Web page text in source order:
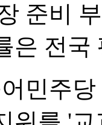
준비
은 전국
민주